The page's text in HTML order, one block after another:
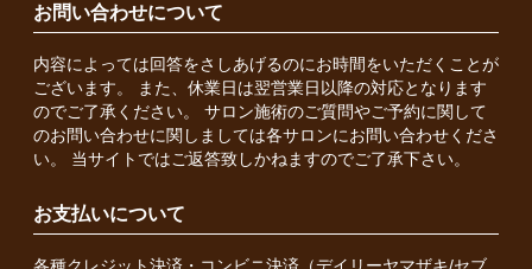
お問い合わせについて
内容によっては回答をさしあげるのにお時間をいただくことが
ございます。 また、休業日は翌営業日以降の対応となります
のでご了承ください。 サロン施術のご質問やご予約に関して
のお問い合わせに関しましては各サロンにお問い合わせくださ
い。 当サイトではご返答致しかねますのでご了承下さい。
お支払いについて